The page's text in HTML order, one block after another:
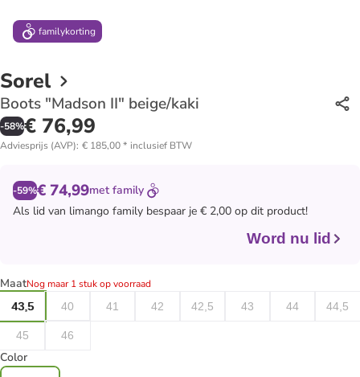
familykorting
Sorel
Boots "Madson II" beige/kaki
-58%€ 76,99
Adviesprijs (AVP): € 185,00* inclusief BTW
-59%€ 74,99met family
Als lid van limango family bespaar je € 2,00 op dit product!
Word nu lid
MaatNog maar 1 stuk op voorraad
43,5
40 41 42 42,5 43 44 44,5
45 46
Color